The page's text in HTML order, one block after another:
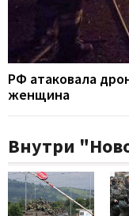
РФ атаковала
женщина
Внутри